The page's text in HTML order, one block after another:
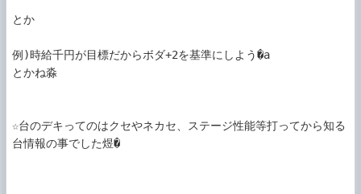
とか
例)時給千円が目標だからボダ+2を基準にしよう�a
とかね淼
☆台のデキってのはクセやネカセ、ステージ性能等打ってから知る
台情報の事でした煜�